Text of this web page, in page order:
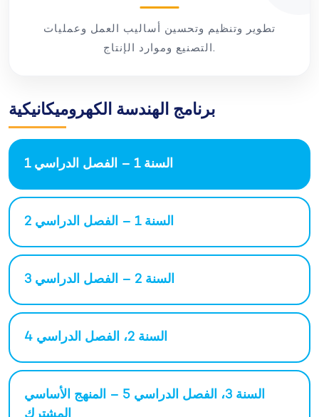
تطوير وتنظيم وتحسين أساليب العمل وعمليات
التصنيع وموارد الإنتاج.
برنامج الهندسة الكهروميكانيكية
السنة 1 – الفصل الدراسي 1
السنة 1 – الفصل الدراسي 2
السنة 2 – الفصل الدراسي 3
السنة 2، الفصل الدراسي 4
السنة 3، الفصل الدراسي 5 – المنهج الأساسي